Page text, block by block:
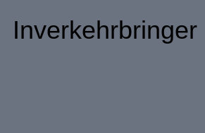
Inverkehrbringer